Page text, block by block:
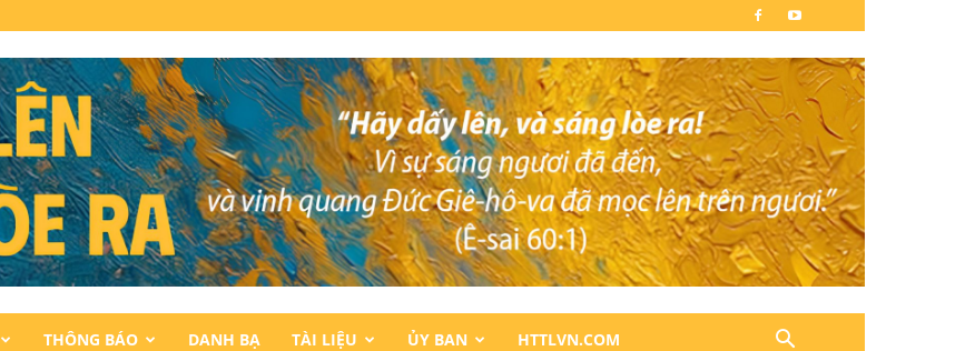
THÔNG BÁO DANH BẠ TÀI LIỆU ỦY BAN HTTLVN.COM